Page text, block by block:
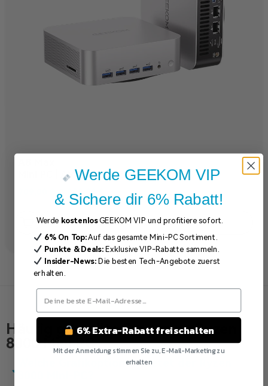
Mini PC | AMD R7 8745HS/R9 8945HS
–1.099,00
MEHR ERFAHREN
Häufig gestellte Fragen zu Ryzen
8000 Mini PC
Welche Grafikoptionen bietet der Ryzen
Werde GEEKOM VIP
& Sichere dir 6% Rabatt!
Werde kostenlosGEEKOM VIP und profitiere sofort.
6% On Top:Auf das gesamte Mini-PC Sortiment.
Punkte & Deals:Exklusive VIP-Rabatte sammeln.
Insider-News:Die besten Tech-Angebote zuerst
erhalten.
6% Extra-Rabatt freischalten
Mit der Anmeldung stimmen Sie zu, E-Mail-Marketing zu
erhalten